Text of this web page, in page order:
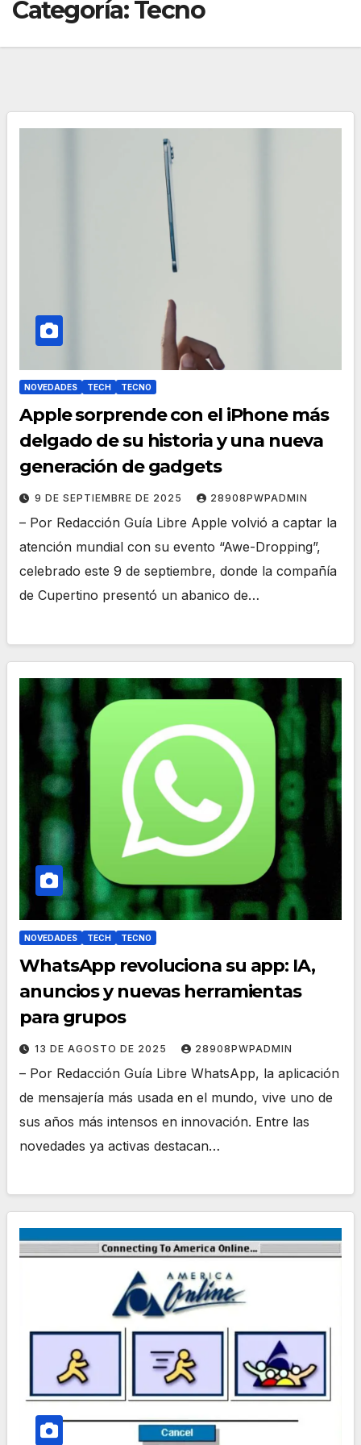
Categoría:Tecno
NOVEDADES TECH TECNO
Apple sorprende con el iPhone más
delgado de su historia y una nueva
generación de gadgets
9 DE SEPTIEMBRE DE 2025 28908PWPADMIN
– Por Redacción Guía Libre Apple volvió a captar la
atención mundial con su evento “Awe-Dropping”,
celebrado este 9 de septiembre, donde la compañía
de Cupertino presentó un abanico de…
NOVEDADES TECH TECNO
WhatsApp revoluciona su app: IA,
anuncios y nuevas herramientas
para grupos
13 DE AGOSTO DE 2025 28908PWPADMIN
– Por Redacción Guía Libre WhatsApp, la aplicación
de mensajería más usada en el mundo, vive uno de
sus años más intensos en innovación. Entre las
novedades ya activas destacan…